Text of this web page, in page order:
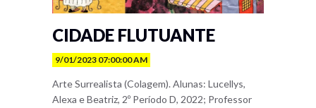
CIDADE FLUTUANTE
9/01/2023 07:00:00 AM
Arte Surrealista (Colagem). Alunas: Lucellys,
Alexa e Beatriz, 2º Período D, 2022; Professor